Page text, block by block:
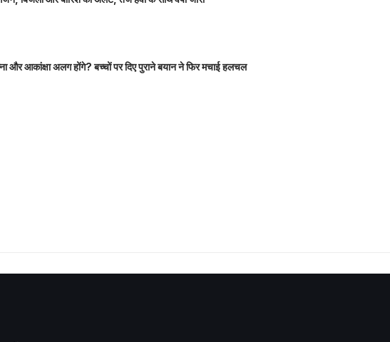
और आकांक्षा अलग होंगे? बच्चों पर दिए पुराने बयान ने फिर मचाई हलचल